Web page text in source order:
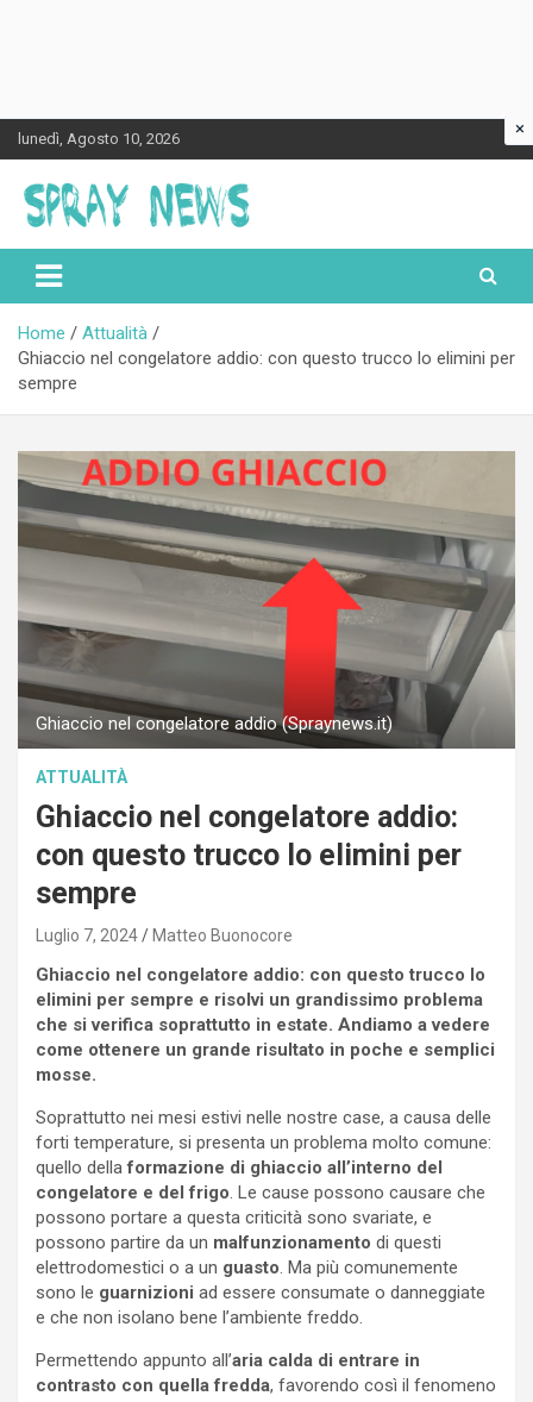
Skip
to
content
lunedì, Agosto 10, 2026
Spraynews.it
Home
Attualità
Ghiaccio nel congelatore addio: con questo trucco lo elimini per
sempre
Ghiaccio nel congelatore addio (Spraynews.it)
ATTUALITÀ
Ghiaccio nel congelatore addio:
con questo trucco lo elimini per
sempre
Luglio 7, 2024 Matteo Buonocore
Ghiaccio nel congelatore addio: con questo trucco lo
elimini per sempre e risolvi un grandissimo problema
che si verifica soprattutto in estate. Andiamo a vedere
come ottenere un grande risultato in poche e semplici
mosse.
Soprattutto nei mesi estivi nelle nostre case, a causa delle
forti temperature, si presenta un problema molto comune:
quello dellaformazione di ghiaccio all’interno del
congelatore e del frigo. Le cause possono causare che
possono portare a questa criticità sono svariate, e
possono partire da un malfunzionamento di questi
elettrodomestici o a un guasto. Ma più comunemente
sono le guarnizioni ad essere consumate o danneggiate
e che non isolano bene l’ambiente freddo.
Permettendo appunto all’aria calda di entrare in
contrasto con quella fredda, favorendo così il fenomeno
×